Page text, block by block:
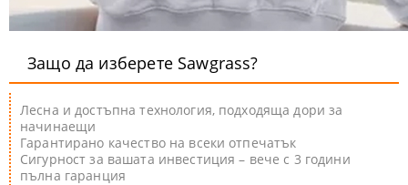
Защо да изберете Sawgrass?
Лесна и достъпна технология, подходяща дори за
начинаещи
Гарантирано качество на всеки отпечатък
Сигурност за вашата инвестиция – вече с 3 години
пълна гаранция